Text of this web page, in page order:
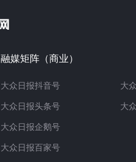
融媒矩阵（商业）
大众日报抖音号
大众日报头条号
大众日报企鹅号
大众日报百家号
大
大